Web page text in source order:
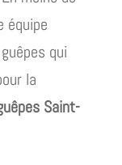
équipe
qui
la
Saint-